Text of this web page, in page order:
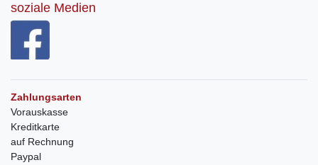
soziale Medien
Zahlungsarten
Vorauskasse
Kreditkarte
auf Rechnung
Paypal